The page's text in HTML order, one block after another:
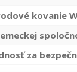
kovanie
za